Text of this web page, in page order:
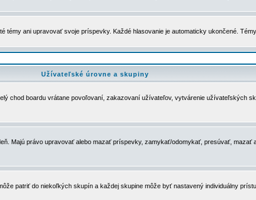
ani upravovať svoje príspevky. Každé hlasovanie je automaticky ukončené.
Užívateľské úrovne a skupiny
chod boardu vrátane povoľovaní, zakazovaní užívateľov, vytvárenie užívateľských
Majú právo upravovať alebo mazať príspevky, zamykať/odomykať, presúvať,
patriť do niekoľkých skupín a každej skupine môže byť nastavený individuálny